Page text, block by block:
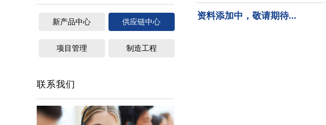
资料添加中，敬请期待...
新产品中心 供应链中心
项目管理 制造工程
联系我们